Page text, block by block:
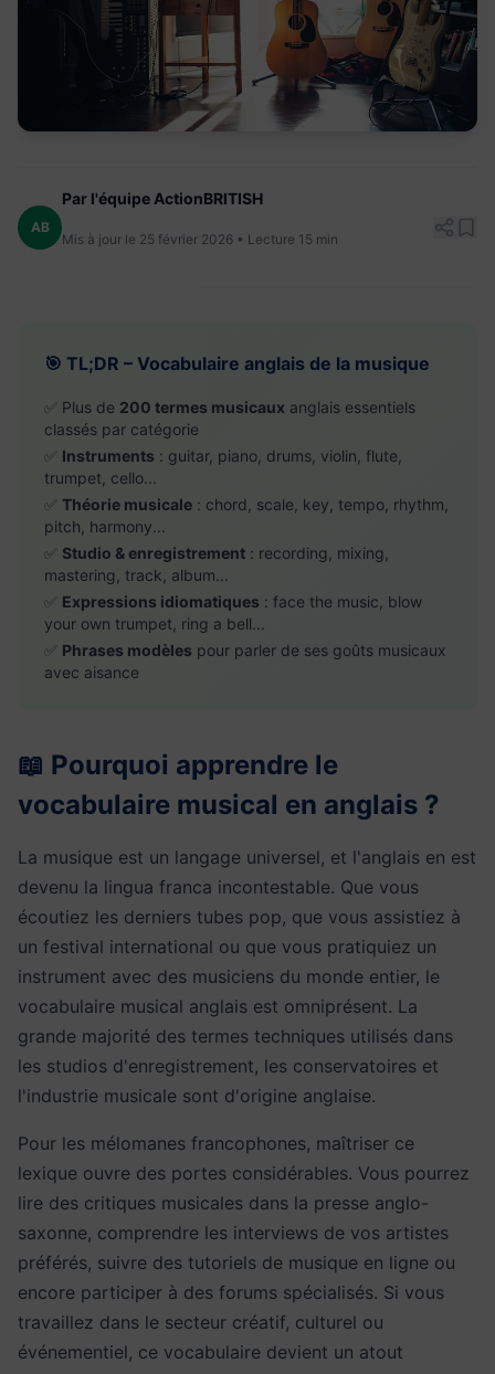
AB
Par l'équipe ActionBRITISH
Mis à jour le 25 février 2026 • Lecture 15 min
🎯 TL;DR – Vocabulaire anglais de la musique
✅ Plus de 200 termes musicaux anglais essentiels
classés par catégorie
✅ Instruments : guitar, piano, drums, violin, flute,
trumpet, cello...
✅ Théorie musicale : chord, scale, key, tempo, rhythm,
pitch, harmony...
✅ Studio & enregistrement : recording, mixing,
mastering, track, album...
✅ Expressions idiomatiques : face the music, blow
your own trumpet, ring a bell...
✅ Phrases modèles pour parler de ses goûts musicaux
avec aisance
📖 Pourquoi apprendre le
vocabulaire musical en anglais ?
La musique est un langage universel, et l'anglais en est
devenu la lingua franca incontestable. Que vous
écoutiez les derniers tubes pop, que vous assistiez à
un festival international ou que vous pratiquiez un
instrument avec des musiciens du monde entier, le
vocabulaire musical anglais est omniprésent. La
grande majorité des termes techniques utilisés dans
les studios d'enregistrement, les conservatoires et
l'industrie musicale sont d'origine anglaise.
Pour les mélomanes francophones, maîtriser ce
lexique ouvre des portes considérables. Vous pourrez
lire des critiques musicales dans la presse anglo-
saxonne, comprendre les interviews de vos artistes
préférés, suivre des tutoriels de musique en ligne ou
encore participer à des forums spécialisés. Si vous
travaillez dans le secteur créatif, culturel ou
événementiel, ce vocabulaire devient un atout